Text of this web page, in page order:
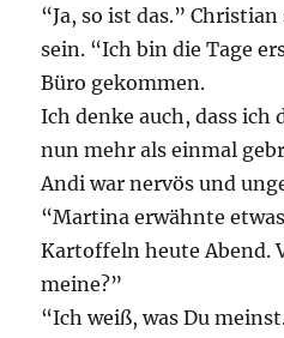
“Ja, so ist das.”
sein. “Ich bin die Tage
Büro gekommen.
Ich denke auch, dass ich
nun mehr als einmal
Andi war nervös und
“Martina erwähnte
Kartoffeln heute Abend.
meine?”
“Ich weiß, was Du